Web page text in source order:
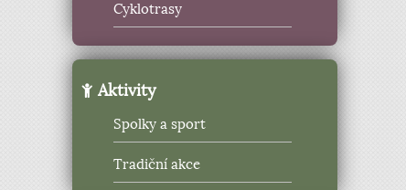
Cyklotrasy
Aktivity
Spolky a sport
Tradiční akce